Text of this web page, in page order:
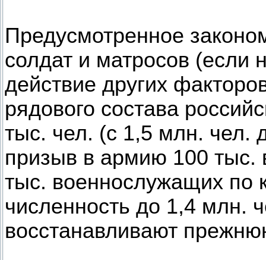
Предусмотренное
солдат и матросов (если
действие других
рядового состава
тыс. чел. (с 1,5 млн. чел.
призыв в армию 100 тыс.
тыс. военнослужащих по
численность до 1,4 млн.
восстанавливают